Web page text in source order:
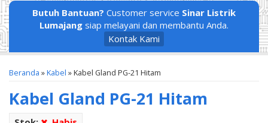
Butuh Bantuan? Customer service Sinar Listrik
Lumajang siap melayani dan membantu Anda.
Kontak Kami
Beranda »Kabel »Kabel Gland PG-21 Hitam
Kabel Gland PG-21 Hitam